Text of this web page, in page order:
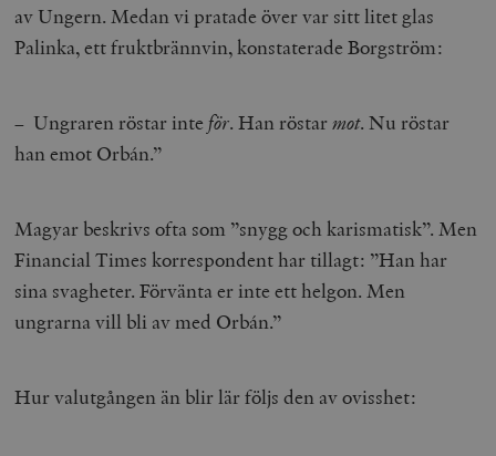
av Ungern. Medan vi pratade över var sitt litet glas
Palinka, ett fruktbrännvin, konstaterade Borgström:
– Ungraren röstar inte för. Han röstarmot. Nu röstar
han emot Orbán.”
Magyar beskrivs ofta som ”snygg och karismatisk”. Men
Financial Times korrespondent har tillagt: ”Han har
sina svagheter. Förvänta er inte ett helgon. Men
ungrarna vill bli av med Orbán.”
Hur valutgången än blir lär följs den av ovisshet: